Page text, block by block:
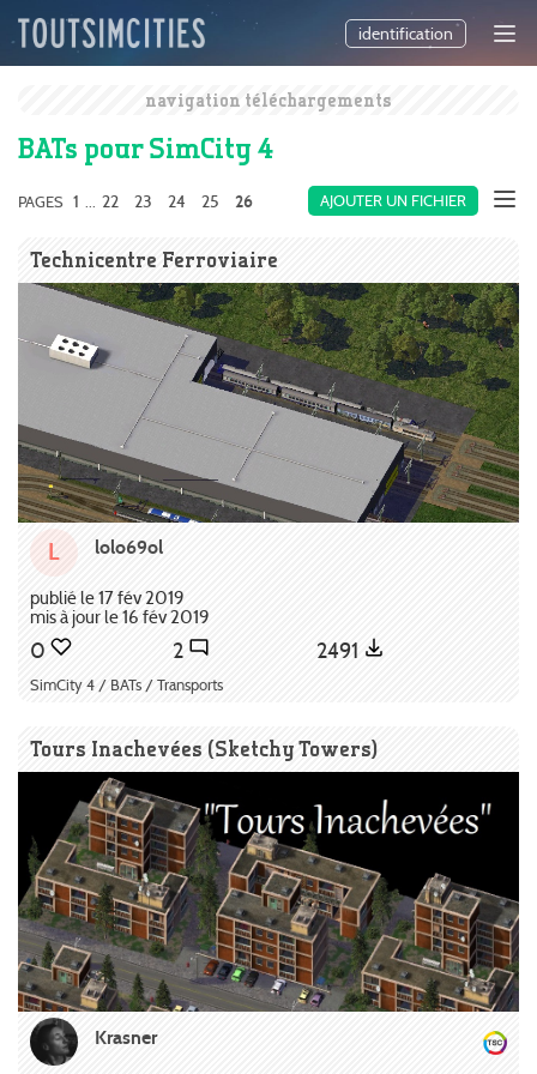
identification
navigation téléchargements
BATs pour SimCity 4
AJOUTER UN FICHIER
PAGES 1 ... 22 23 24 25 26
Technicentre Ferroviaire
L lolo69ol
publié le 17 fév 2019
mis à jour le 16 fév 2019
0 2 2491
SimCity 4 / BATs / Transports
Tours Inachevées (Sketchy Towers)
Krasner